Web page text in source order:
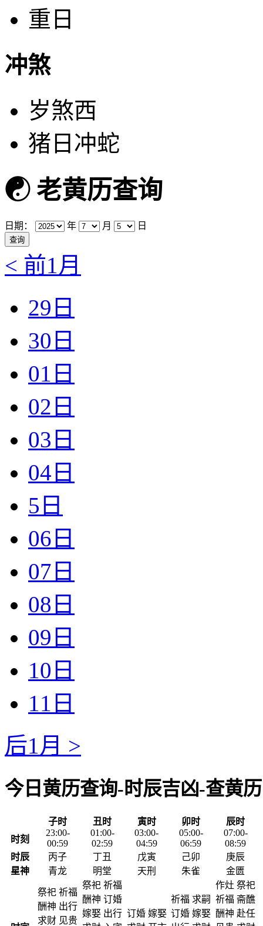
重日
冲煞
岁煞西
猪日冲蛇
☯老黄历查询
日期： 年 月 日
< 前1月
29日
30日
01日
02日
03日
04日
5日
06日
07日
08日
09日
10日
11日
后1月 >
今日黄历查询-时辰吉凶-查黄历
子时 丑时 寅时 卯时
辰时
时刻
23:00-
00:59
01:00-
02:59
03:00-
04:59
05:00-
06:59
07:00-
08:59
时辰
丙子 丁丑 戊寅 己卯
庚辰
星神
青龙 明堂 天刑 朱雀 金匮
祭祀 祈福
酬神 出行
求财 见贵
祭祀 祈福
酬神 订婚
嫁娶 出行 订婚 嫁娶
祈福 求嗣
订婚 嫁娶
作灶 祭祀
祈福 斋醮
酬神 赴任